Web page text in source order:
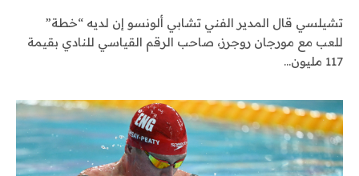
تشيلسي قال المدير الفني تشابي ألونسو إن لديه “خطة”
للعب مع مورجان روجرز، صاحب الرقم القياسي للنادي بقيمة
117 مليون…